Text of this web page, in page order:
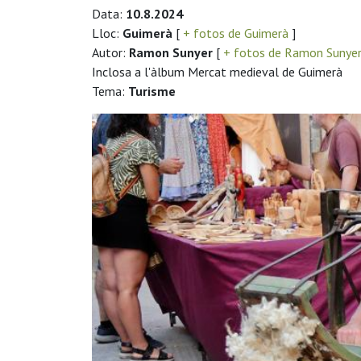
Data: 10.8.2024
Lloc: Guimerà [ + fotos de Guimerà ]
Autor: Ramon Sunyer [ + fotos de Ramon
Inclosa a l'àlbum Mercat medieval de Guimerà
Tema: Turisme